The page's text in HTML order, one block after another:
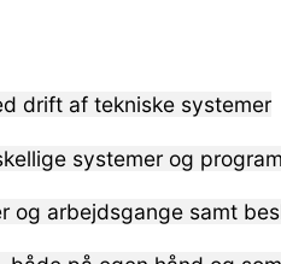
drift af tekniske systemer
systemer og
og arbejdsgange samt